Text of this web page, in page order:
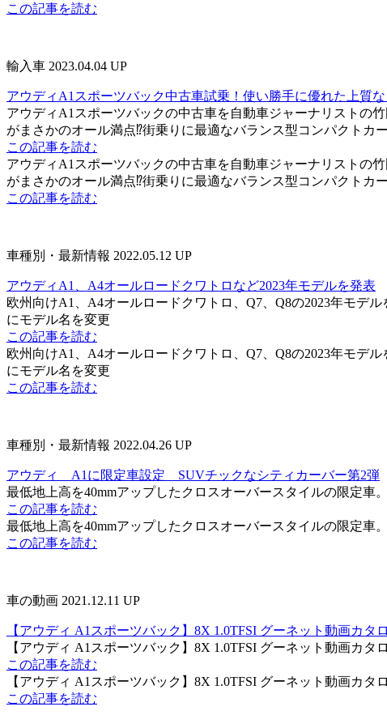
この記事を読む
輸入車 2023.04.04 UP
アウディA1スポーツバック中古車試乗！使い勝手に優れた上質
アウディA1スポーツバックの中古車を自動車ジャーナリストの
がまさかのオール満点⁉街乗りに最適なバランス型コンパクトカ
この記事を読む
アウディA1スポーツバックの中古車を自動車ジャーナリストの
がまさかのオール満点⁉街乗りに最適なバランス型コンパクトカ
この記事を読む
車種別・最新情報 2022.05.12 UP
アウディA1、A4オールロードクワトロなど2023年モデルを発表
欧州向けA1、A4オールロードクワトロ、Q7、Q8の2023年モデ
にモデル名を変更
この記事を読む
欧州向けA1、A4オールロードクワトロ、Q7、Q8の2023年モデ
にモデル名を変更
この記事を読む
車種別・最新情報 2022.04.26 UP
アウディ A1に限定車設定 SUVチックなシティカーバー第2弾
最低地上高を40mmアップしたクロスオーバースタイルの限定車
この記事を読む
最低地上高を40mmアップしたクロスオーバースタイルの限定車
この記事を読む
車の動画 2021.12.11 UP
【アウディ A1スポーツバック】8X 1.0TFSI グーネット動画カタ
【アウディ A1スポーツバック】8X 1.0TFSI グーネット動画カタ
この記事を読む
【アウディ A1スポーツバック】8X 1.0TFSI グーネット動画カタ
この記事を読む